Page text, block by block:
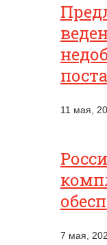
11 мая,
7 мая,